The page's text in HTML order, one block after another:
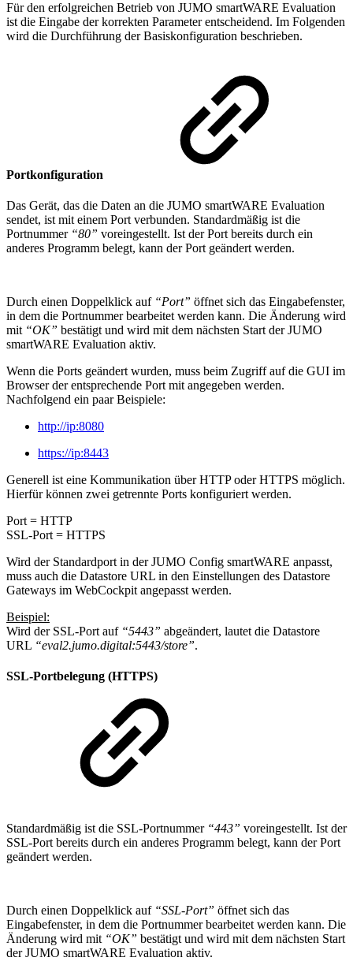
Für den erfolgreichen Betrieb von JUMO smartWARE Evaluation
ist die Eingabe der korrekten Parameter entscheidend. Im Folgenden
wird die Durchführung der Basiskonfiguration beschrieben.
Portkonfiguration
Das Gerät, das die Daten an die JUMO smartWARE Evaluation
sendet, ist mit einem Port verbunden. Standardmäßig ist die
Portnummer “80” voreingestellt. Ist der Port bereits durch ein
anderes Programm belegt, kann der Port geändert werden.
Durch einen Doppelklick auf “Port” öffnet sich das Eingabefenster,
in dem die Portnummer bearbeitet werden kann. Die Änderung wird
mit “OK” bestätigt und wird mit dem nächsten Start der JUMO
smartWARE Evaluation aktiv.
Wenn die Ports geändert wurden, muss beim Zugriff auf die GUI im
Browser der entsprechende Port mit angegeben werden.
Nachfolgend ein paar Beispiele:
http://ip:8080
https://ip:8443
Generell ist eine Kommunikation über HTTP oder HTTPS möglich.
Hierfür können zwei getrennte Ports konfiguriert werden.
Port = HTTP
SSL-Port = HTTPS
Wird der Standardport in der JUMO Config smartWARE anpasst,
muss auch die Datastore URL in den Einstellungen des Datastore
Gateways im WebCockpit angepasst werden.
Beispiel:
Wird der SSL-Port auf “5443” abgeändert, lautet die Datastore
URL “eval2.jumo.digital:5443/store”.
SSL-Portbelegung (HTTPS)
Standardmäßig ist die SSL-Portnummer “443” voreingestellt. Ist der
SSL-Port bereits durch ein anderes Programm belegt, kann der Port
geändert werden.
Durch einen Doppelklick auf “SSL-Port” öffnet sich das
Eingabefenster, in dem die Portnummer bearbeitet werden kann. Die
Änderung wird mit “OK” bestätigt und wird mit dem nächsten Start
der JUMO smartWARE Evaluation aktiv.